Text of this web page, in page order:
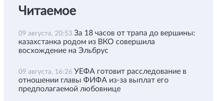
Читаемое
09 августа, 20:53 За 18 часов от трапа до вершины:
казахстанка родом из ВКО совершила
восхождение на Эльбрус
09 августа, 16:26 УЕФА готовит расследование в
отношении главы ФИФА из-за выплат его
предполагаемой любовнице